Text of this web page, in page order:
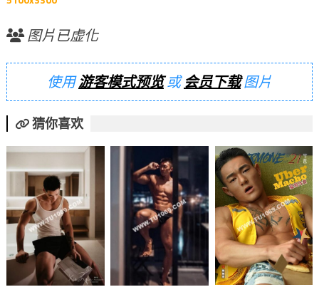
图片已虚化
使用游客模式预览或会员下载图片
猜你喜欢